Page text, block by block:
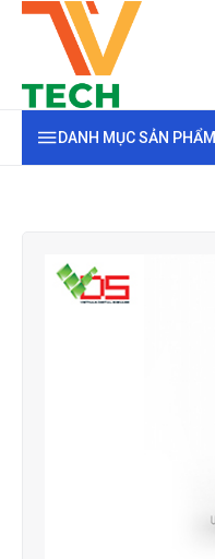
DANH MỤC SẢN PHẨM